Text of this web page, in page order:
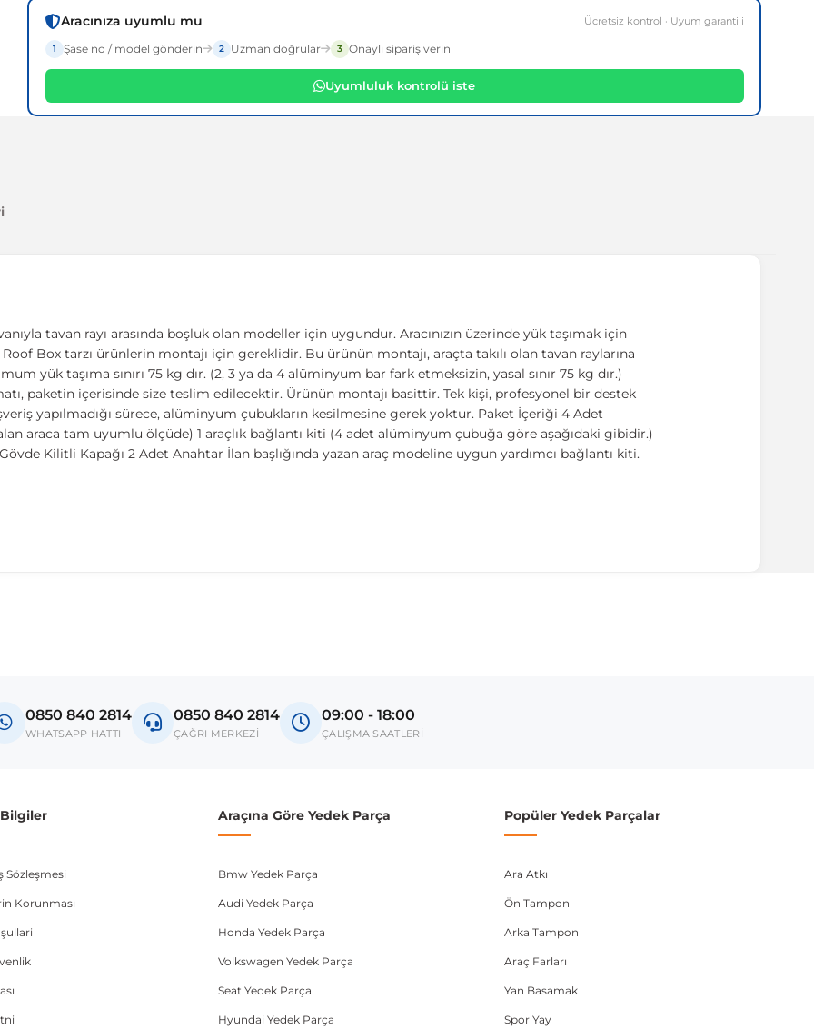
Aracınıza uyumlu mu Ücretsiz kontrol · Uyum garantili
1 Şase no / model gönderin 2 Uzman doğrular 3 Onaylı sipariş verin
Uyumluluk kontrolü iste
tavan rayı arasında boşluk olan modeller için uygundur. Aracınızın üzerinde yük taşımak için
Roof Box tarzı ürünlerin montajı için gereklidir. Bu ürünün montajı, araçta takılı olan tavan raylarına
yük taşıma sınırı 75 kg dır. (2, 3 ya da 4 alüminyum bar fark etmeksizin, yasal sınır 75 kg dır.)
paketin içerisinde size teslim edilecektir. Ürünün montajı basittir. Tek kişi, profesyonel bir destek
yapılmadığı sürece, alüminyum çubukların kesilmesine gerek yoktur. Paket İçeriği 4 Adet
araca tam uyumlu ölçüde) 1 araçlık bağlantı kiti (4 adet alüminyum çubuğa göre aşağıdaki gibidir.)
Kilitli Kapağı 2 Adet Anahtar İlan başlığında yazan araç modeline uygun yardımcı bağlantı kiti.
0850 840 2814
WHATSAPP HATTI
0850 840 2814
ÇAĞRI MERKEZİ
09:00 - 18:00
ÇALIŞMA SAATLERİ
Sözleşmesi
Korunması
Araçına Göre Yedek Parça
Bmw Yedek Parça
Audi Yedek Parça
Honda Yedek Parça
Volkswagen Yedek Parça
Seat Yedek Parça
Hyundai Yedek Parça
Popüler Yedek Parçalar
Ara Atkı
Ön Tampon
Arka Tampon
Araç Farları
Yan Basamak
Spor Yay